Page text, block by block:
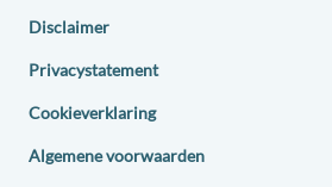
Disclaimer
Privacystatement
Cookieverklaring
Algemene voorwaarden